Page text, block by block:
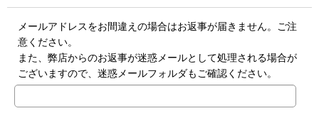
メールアドレスをお間違えの場合はお返事が届きません。ご注
意ください。
また、弊店からのお返事が迷惑メールとして処理される場合が
ございますので、迷惑メールフォルダもご確認ください。